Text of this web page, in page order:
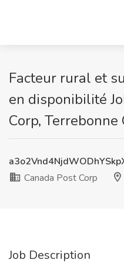
Facteur rural et
en disponibilité
Corp, Terrebonne
Canada Post Corp
Job Description